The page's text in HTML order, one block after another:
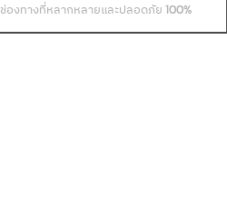
ช่องทางที่หลากหลายและปลอดภัย 100%